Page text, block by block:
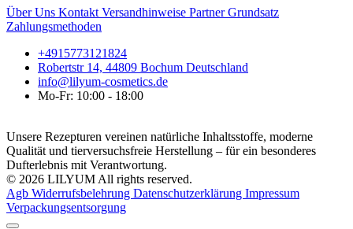
Über Uns Kontakt Versandhinweise PartnerGrundsatz
Zahlungsmethoden
+4915773121824
Robertstr 14, 44809 Bochum Deutschland
info@lilyum-cosmetics.de
Mo-Fr: 10:00 - 18:00
Unsere Rezepturen vereinen natürliche Inhaltsstoffe, moderne
Qualität und tierversuchsfreie Herstellung – für ein besonderes
Dufterlebnis mit Verantwortung.
© 2026 LILYUM All rights reserved.
Agb Widerrufsbelehrung Datenschutzerklärung Impressum
Verpackungsentsorgung